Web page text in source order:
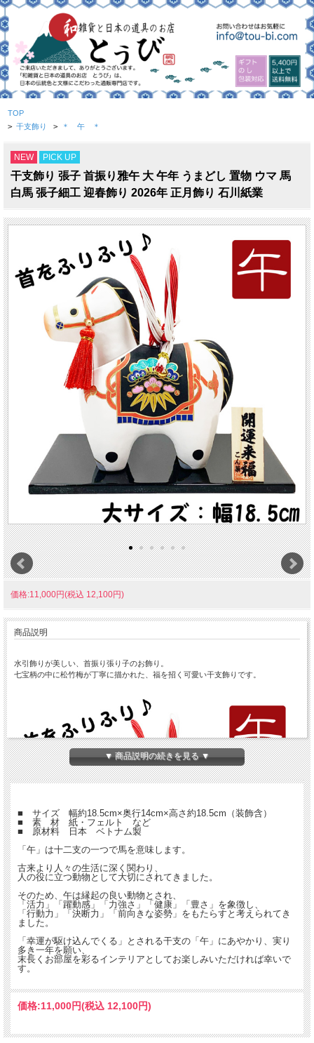
TOP
> 干支飾り > ＊ 午 ＊
NEW PICK UP
干支飾り 張子 首振り雅午 大 午年 うまどし 置物 ウマ 馬
白馬 張子細工 迎春飾り 2026年 正月飾り 石川紙業
価格:11,000円(税込 12,100円)
商品説明
水引飾りが美しい、首振り張り子のお飾り。
七宝柄の中に松竹梅が丁寧に描かれた、福を招く可愛い干支飾りです。
▼ 商品説明の続きを見る ▼
■ サイズ 幅約18.5cm×奥行14cm×高さ約18.5cm（装飾含）
■ 素 材 紙・フェルト など
■ 原材料 日本 ベトナム製
「午」は十二支の一つで馬を意味します。
古来より人々の生活に深く関わり、
人の役に立つ動物として大切にされてきました。
そのため、午は縁起の良い動物とされ、
「活力」「躍動感」「力強さ」「健康」「豊さ」を象徴し、
「行動力」「決断力」「前向きな姿勢」をもたらすと考えられてき
ました。
「幸運が駆け込んでくる」とされる干支の「午」にあやかり、実り
多き一年を願い、
末長くお部屋を彩るインテリアとしてお楽しみいただければ幸いで
す。
価格:11,000円(税込 12,100円)